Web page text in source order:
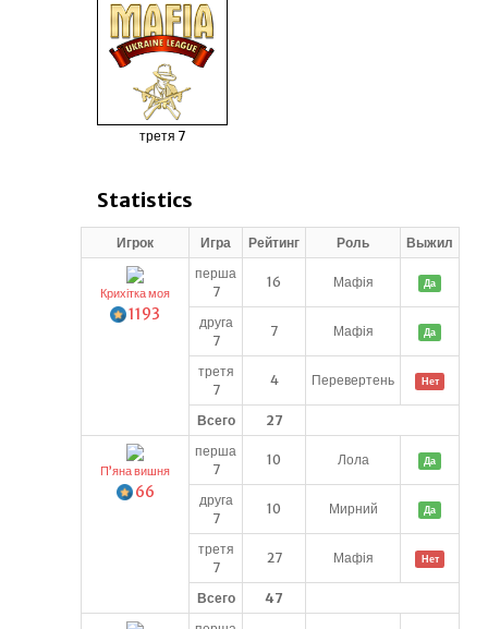
третя 7
Statistics
Игрок Игра Рейтинг Роль Выжил
Крихітка моя
1193
перша
7
16 Мафія Да
друга
7
7 Мафія Да
третя
7
4 Перевертень Нет
Всего 27
Пʼяна вишня
66
перша
7
10 Лола Да
друга
7
10 Мирний Да
третя
7
27 Мафія Нет
Всего
47